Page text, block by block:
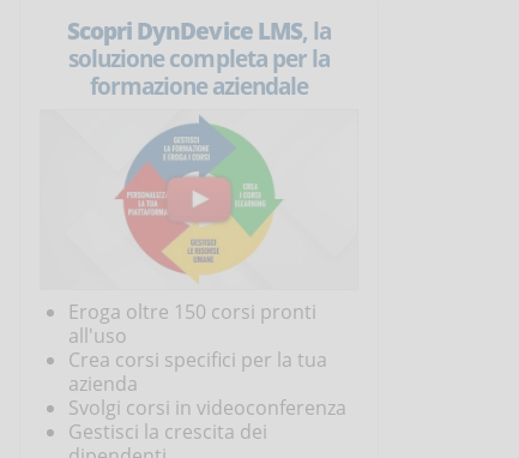
Scopri DynDevice LMS, la
soluzione completa per la
formazione aziendale
Eroga oltre 150 corsi pronti
all'uso
Crea corsi specifici per la tua
azienda
Svolgi corsi in videoconferenza
Gestisci la crescita dei